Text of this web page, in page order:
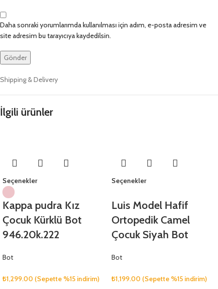
Daha sonraki yorumlarımda kullanılması için adım, e-posta adresim ve
site adresim bu tarayıcıya kaydedilsin.
Shipping & Delivery
İlgili ürünler
Seçenekler
Kappa pudra Kız
Çocuk Kürklü Bot
946.20k.222
Bot
₺1,299.00 (Sepette %15 indirim)
Seçenekler
Luis Model Hafif
Ortopedik Camel
Çocuk Siyah Bot
Bot
₺1,199.00 (Sepette %15 indirim)